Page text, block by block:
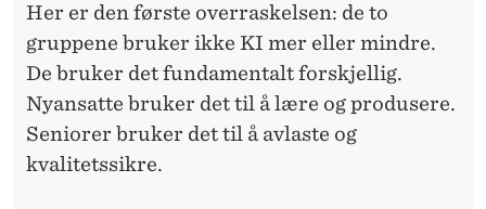
Her er den første overraskelsen: de to
gruppene bruker ikke KI mer eller mindre.
De bruker det fundamentalt forskjellig.
Nyansatte bruker det til å lære og produsere.
Seniorer bruker det til å avlaste og
kvalitetssikre.